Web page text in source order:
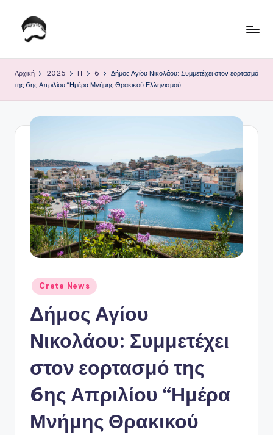
Μετάβαση
ο
Κ
Αρχική 2025 Π 6
Δήμος Αγίου Νικολάου: Συμμετέχει στον εορτασμό
της 6ης Απριλίου “Ημέρα Μνήμης Θρακικού Ελληνισμού
Αναρτήθηκε
σε
Crete News
Δήμος Αγίου
Νικολάου: Συμμετέχει
στον εορτασμό της
6ης Απριλίου “Ημέρα
Μνήμης Θρακικού